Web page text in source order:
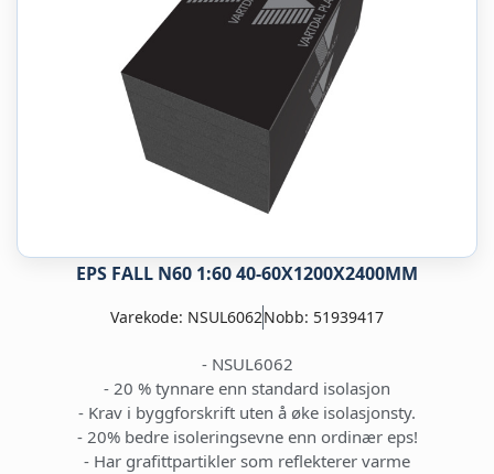
EPS FALL N60 1:60 40-60X1200X2400MM
Varekode: NSUL6062Nobb: 51939417
- NSUL6062
- 20 % tynnare enn standard isolasjon
- Krav i byggforskrift uten å øke isolasjonsty.
- 20% bedre isoleringsevne enn ordinær eps!
- Har grafittpartikler som reflekterer varme